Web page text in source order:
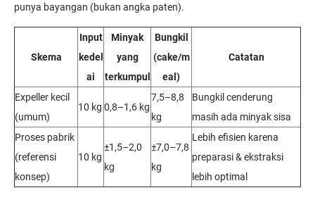
punya bayangan (bukan angka paten).
Skema
Input
kedel
ai
Minyak
yang
terkumpul
Bungkil
(cake/m
eal)
Catatan
Expeller kecil
(umum)
10 kg 0,8–1,6 kg
7,5–8,8
kg
Bungkil cenderung
masih ada minyak sisa
Proses pabrik
(referensi
konsep)
10 kg
±1,5–2,0
kg
±7,0–7,8
kg
Lebih efisien karena
preparasi & ekstraksi
lebih optimal